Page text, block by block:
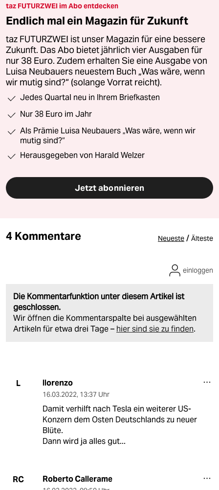
taz FUTURZWEI im Abo entdecken
Endlich mal ein Magazin für Zukunft
taz FUTURZWEI ist unser Magazin für eine bessere
Zukunft. Das Abo bietet jährlich vier Ausgaben für
nur 38 Euro. Zudem erhalten Sie eine Ausgabe von
Luisa Neubauers neuestem Buch „Was wäre, wenn
wir mutig sind?“ (solange Vorrat reicht).
Jedes Quartal neu in Ihrem Briefkasten
Nur 38 Euro im Jahr
Als Prämie Luisa Neubauers „Was wäre, wenn wir
mutig sind?“
Herausgegeben von Harald Welzer
Jetzt abonnieren
4 Kommentare Neueste / Älteste
Die Kommentarfunktion unter diesem Artikel ist
geschlossen.
Wir öffnen die Kommentarspalte bei ausgewählten
Artikeln für etwa drei Tage – hier sind sie zu finden.
einloggen
L llorenzo
16.03.2022, 13:37 Uhr
Damit verhilft nach Tesla ein weiterer US-
Konzern dem Osten Deutschlands zu neuer
Blüte.
Dann wird ja alles gut...
RC Roberto Callerame